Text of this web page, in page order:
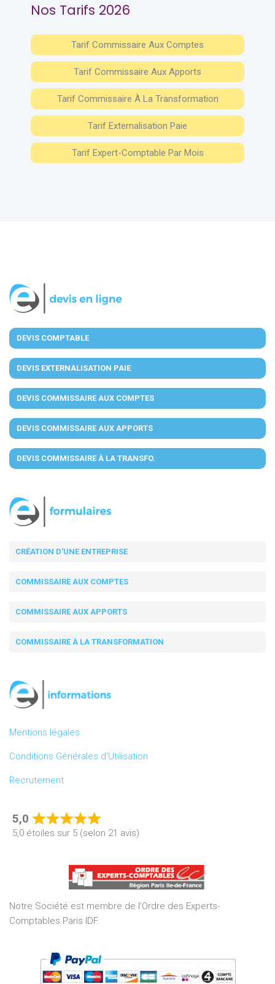
Nos Tarifs 2026
Tarif Commissaire Aux Comptes
Tarif Commissaire Aux Apports
Tarif Commissaire À La Transformation
Tarif Externalisation Paie
Tarif Expert-Comptable Par Mois
DEVIS COMPTABLE
DEVIS EXTERNALISATION PAIE
DEVIS COMMISSAIRE AUX COMPTES
DEVIS COMMISSAIRE AUX APPORTS
DEVIS COMMISSAIRE À LA TRANSFO.
CRÉATION D'UNE ENTREPRISE
COMMISSAIRE AUX COMPTES
COMMISSAIRE AUX APPORTS
COMMISSAIRE À LA TRANSFORMATION
Mentions légales
Conditions Générales d’Utilisation
Recrutement
5,0
Rated
of
5
5,0 étoiles sur 5 (selon 21 avis)
Notre Société est membre de l’Ordre des Experts-
Comptables Paris IDF.